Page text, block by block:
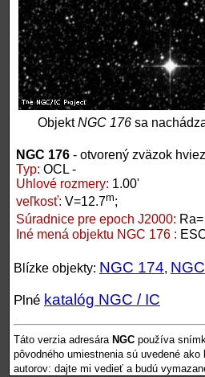
ObjektNGC 176 sa
NGC 176 - otvorený zväzok
Typ: OCL -
Uhlové rozmery: 1.00'
veľkosť: V=12.7m;
Súradnice pre epoch J2000:
Iné mená objektu NGC 176 :
Blízke objekty: NGC 174,
Plné katalóg NGC / IC
Táto verzia adresára NGC používa
pôvodného umiestnenia sú uvedené
autorov: dajte mi vedieť a budú